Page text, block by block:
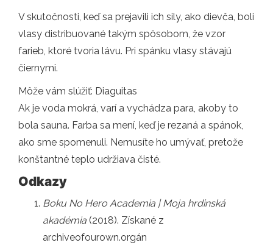
V skutočnosti, keď sa prejavili ich sily, ako dievča, boli
vlasy distribuované takým spôsobom, že vzor
farieb, ktoré tvoria lávu. Pri spánku vlasy stávajú
čiernymi.
Môže vám slúžiť: Diaguitas
Ak je voda mokrá, varí a vychádza para, akoby to
bola sauna. Farba sa mení, keď je rezaná a spánok,
ako sme spomenuli. Nemusíte ho umývať, pretože
konštantné teplo udržiava čisté.
Odkazy
Boku No Hero Academia | Moja hrdinská
akadémia (2018). Získané z
archiveofourown.orgán